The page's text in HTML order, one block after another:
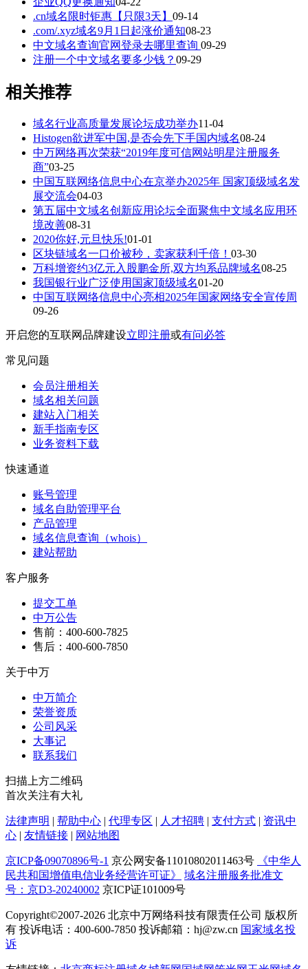
.cn域名限时钜惠【只限3天】 09-14
.com/.xyz域名9月1日起涨价通知08-23
中文域名查询官网登录去哪里查询 09-29
注册一个中文域名要多少钱？ 09-29
相关推荐
域名行业高质量发展论坛成功举办11-04
Histogen欲进军中国,是否会先下手国内域名08-24
中万网络再次荣获“2019年度可信网站明星注册服务
商”03-25
中国互联网络信息中心在京举办2025年 国家顶级域名发
展交流会04-03
第五届中文域名创新应用论坛全面聚焦中文域名应用环
境改善08-31
2020你好,元旦快乐!01-01
区块链域名一口价被秒，卖家获利千倍！ 03-30
万科增资约3亿元入股鹏金所,双方均系品牌域名08-25
我国银行业广泛使用国家顶级域名01-20
中国互联网络信息中心亮相2025年国家网络安全宣传周
09-26
开启您的互联网品牌建设立即注册或有问必答
常见问题
会员注册相关
域名相关问题
建站入门相关
新手指南专区
业务资料下载
快速通道
账号管理
域名自助管理平台
产品管理
域名信息查询（whois）
建站帮助
客户服务
提交工单
中万公告
售前：400-600-7825
售后：400-600-7850
关于中万
中万简介
荣誉资质
公司风采
大事记
联系我们
扫描上方二维码
首次关注有大礼
法律声明 | 帮助中心 | 代理专区 | 人才招聘 | 支付方式 | 资讯中
心 | 友情链接 | 网站地图
京ICP备09070896号-1 京公网安备11010802011463号
《中华人
民共和国增值电信业务经营许可证》
域名注册服务批准文
号：京D3-20240002 京ICP证101009号
Copyright©2007-2026 北京中万网络科技有限责任公司 版权所
有 投诉电话：400-600-7850 投诉邮箱：hj@zw.cn 国家域名投
诉